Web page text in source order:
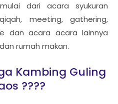
dari acara syukuran
meeting, gathering,
dan acara acara lainnya
rumah makan.
Kambing Guling
????